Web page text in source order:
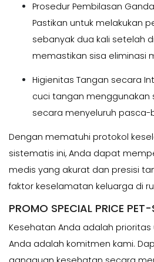
Prosedur Pembilasan
Pastikan untuk melakukan
sebanyak dua kali setelah
memastikan sisa eliminasi
Higienitas Tangan secara
cuci tangan menggunakan
secara menyeluruh pasca-
Dengan mematuhi protokol
sistematis ini, Anda dapat
medis yang akurat dan presisi
faktor keselamatan keluarga di
PROMO SPECIAL PRICE
Kesehatan Anda adalah
Anda adalah komitmen kami.